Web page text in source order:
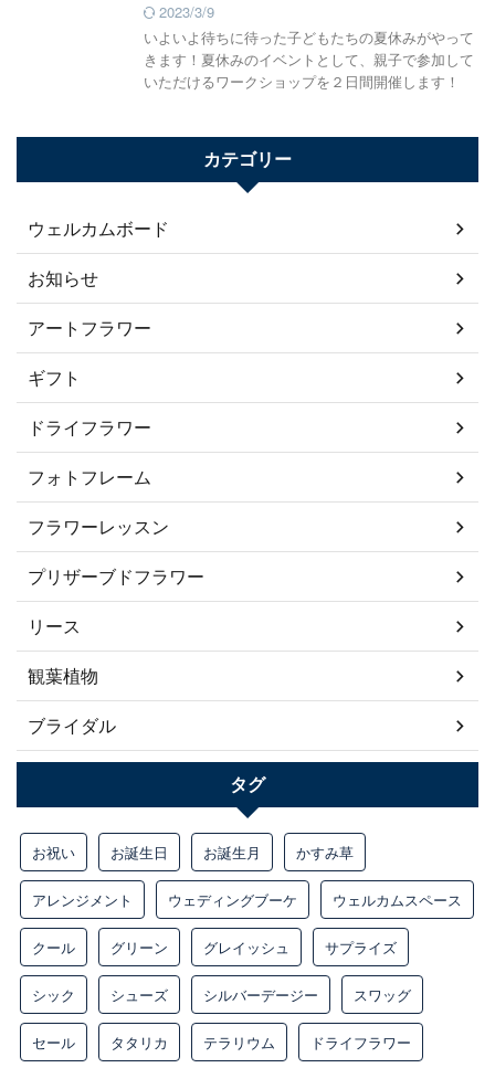
2023/3/9
いよいよ待ちに待った子どもたちの夏休みがやって
きます！夏休みのイベントとして、親子で参加して
いただけるワークショップを２日間開催します！
カテゴリー
ウェルカムボード
お知らせ
アートフラワー
ギフト
ドライフラワー
フォトフレーム
フラワーレッスン
プリザーブドフラワー
リース
観葉植物
ブライダル
タグ
お祝い お誕生日 お誕生月 かすみ草
アレンジメント ウェディングブーケ ウェルカムスペース
クール グリーン グレイッシュ サプライズ
シック シューズ シルバーデージー スワッグ
セール タタリカ テラリウム ドライフラワー